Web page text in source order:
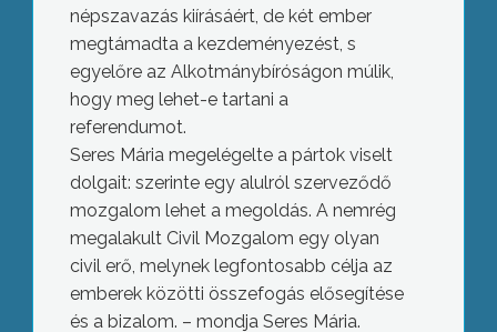
népszavazás kiírásáért, de két ember
megtámadta a kezdeményezést, s
egyelőre az Alkotmánybíróságon múlik,
hogy meg lehet-e tartani a
referendumot.
Seres Mária megelégelte a pártok viselt
dolgait: szerinte egy alulról szerveződő
mozgalom lehet a megoldás. A nemrég
megalakult Civil Mozgalom egy olyan
civil erő, melynek legfontosabb célja az
emberek közötti összefogás elősegítése
és a bizalom. – mondja Seres Mária.